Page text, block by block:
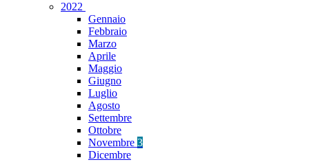
2022
Gennaio
Febbraio
Marzo
Aprile
Maggio
Giugno
Luglio
Agosto
Settembre
Ottobre
Novembre 3
Dicembre